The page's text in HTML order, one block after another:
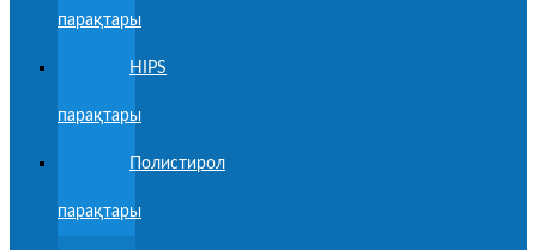
парақтары
HIPS
парақтары
Полистирол
парақтары